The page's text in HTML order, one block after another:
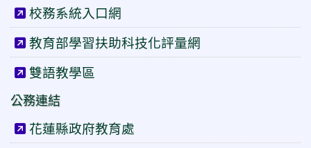
校務系統入口網
教育部學習扶助科技化評量網
雙語教學區
公務連結
花蓮縣政府教育處